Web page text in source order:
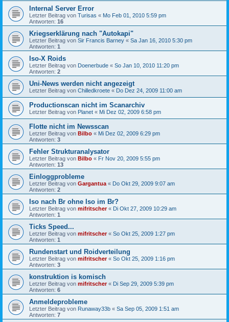
Internal Server Error
Letzter Beitrag von Turisas « Mo Feb 01, 2010 5:59 pm
Antworten: 16
Kriegserklärung nach "Autokapi"
Letzter Beitrag von Sir Francis Barney « Sa Jan 16, 2010 5:30 pm
Antworten: 1
Iso-X Roids
Letzter Beitrag von Doenerbude « So Jan 10, 2010 11:20 pm
Antworten: 2
Uni-News werden nicht angezeigt
Letzter Beitrag von Chilledkroete « Do Dez 24, 2009 11:00 am
Productionscan nicht im Scanarchiv
Letzter Beitrag von Planet « Mi Dez 02, 2009 6:58 pm
Flotte nicht im Newsscan
Letzter Beitrag von Bilbo « Mi Dez 02, 2009 6:29 pm
Antworten: 3
Fehler Strukturanalysator
Letzter Beitrag von Bilbo « Fr Nov 20, 2009 5:55 pm
Antworten: 13
Einloggprobleme
Letzter Beitrag von Gargantua « Do Okt 29, 2009 9:07 am
Antworten: 2
Iso nach Br ohne Iso im Br?
Letzter Beitrag von mifritscher« Di Okt 27, 2009 10:29 am
Antworten: 1
Ticks Speed...
Letzter Beitrag von mifritscher« So Okt 25, 2009 1:27 pm
Antworten: 1
Rundenstart und Roidverteilung
Letzter Beitrag von mifritscher« So Okt 25, 2009 1:16 pm
Antworten: 3
konstruktion is komisch
Letzter Beitrag von mifritscher« Di Sep 29, 2009 5:39 pm
Antworten: 6
Anmeldeprobleme
Letzter Beitrag von Runaway33b « Sa Sep 05, 2009 1:51 am
Antworten: 7